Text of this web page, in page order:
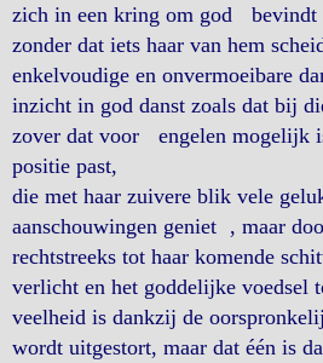
zich in een kring om god bevindt
zonder dat iets haar van hem
enkelvoudige en onvermoeibare
inzicht in god danst zoals dat bij
zover dat voor engelen mogelijk
positie past,
die met haar zuivere blik vele
aanschouwingen geniet , maar
rechtstreeks tot haar komende
verlicht en het goddelijke voedsel
veelheid is dankzij de
wordt uitgestort, maar dat één is